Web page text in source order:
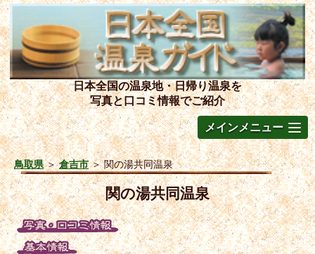
日本全国の温泉地・日帰り温泉を
写真と口コミ情報でご紹介
メインメニュー
鳥取県＞倉吉市＞関の湯共同温泉
関の湯共同温泉